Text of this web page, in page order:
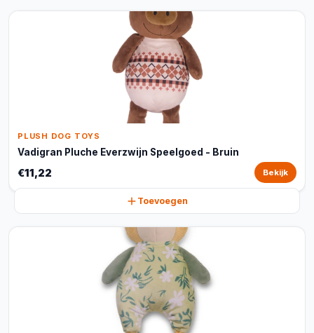
PLUSH DOG TOYS
Vadigran Pluche Everzwijn Speelgoed - Bruin
€11,22 Bekijk
Toevoegen